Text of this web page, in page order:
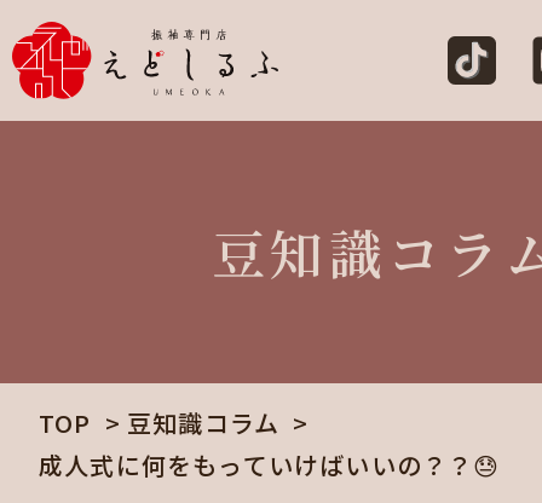
豆知識コラ
TOP
豆知識コラム
成人式に何をもっていけばいいの？？😓